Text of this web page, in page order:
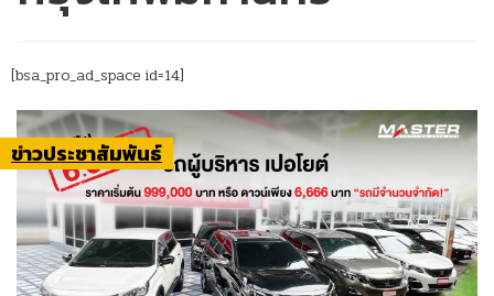
[bsa_pro_ad_space id=14]
ข่าวประชาสัมพันธ์